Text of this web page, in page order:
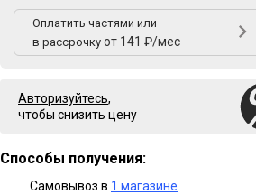
Оплатить частями или
в рассрочку от 141 ₽/мес
Авторизуйтесь,
чтобы снизить цену
Способы получения:
Самовывоз в 1 магазине